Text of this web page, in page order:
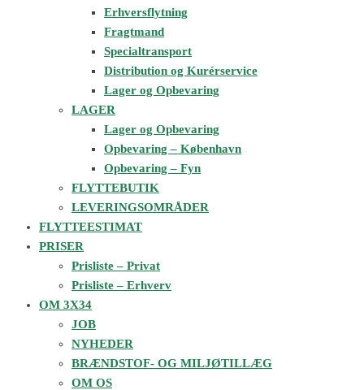
Erhversflytning
Fragtmand
Specialtransport
Distribution og Kurérservice
Lager og Opbevaring
LAGER
Lager og Opbevaring
Opbevaring – København
Opbevaring – Fyn
FLYTTEBUTIK
LEVERINGSOMRÅDER
FLYTTEESTIMAT
PRISER
Prisliste – Privat
Prisliste – Erhverv
OM 3X34
JOB
NYHEDER
BRÆNDSTOF- OG MILJØTILLÆG
OM OS